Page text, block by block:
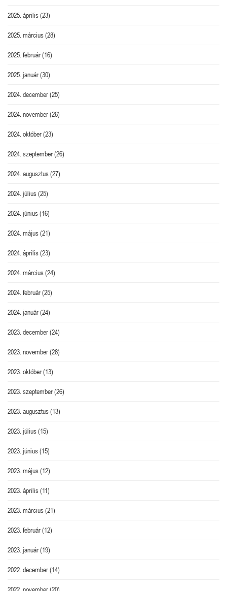
2025. április(23)
2025. március(28)
2025. február(16)
2025. január(30)
2024. december(25)
2024. november(26)
2024. október(23)
2024. szeptember(26)
2024. augusztus(27)
2024. július(25)
2024. június(16)
2024. május(21)
2024. április(23)
2024. március(24)
2024. február(25)
2024. január(24)
2023. december(24)
2023. november(28)
2023. október(13)
2023. szeptember(26)
2023. augusztus(13)
2023. július(15)
2023. június(15)
2023. május(12)
2023. április(11)
2023. március(21)
2023. február(12)
2023. január(19)
2022. december(14)
2022. november(20)